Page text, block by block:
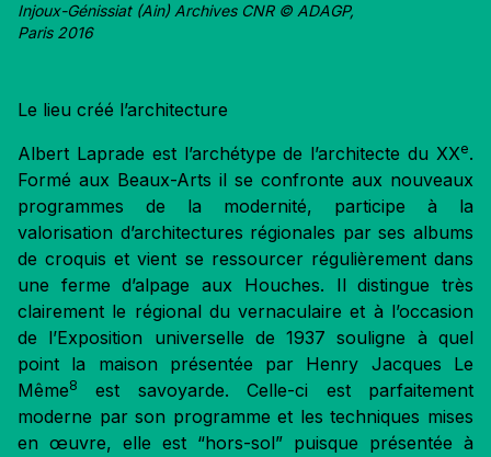
Injoux-Génissiat (Ain) Archives CNR © ADAGP,
Paris 2016
Le lieu créé l’architecture
Albert Laprade est l’archétype de l’architecte du XXe.
Formé aux Beaux-Arts il se confronte aux nouveaux
programmes de la modernité, participe à la
valorisation d’architectures régionales par ses albums
de croquis et vient se ressourcer régulièrement dans
une ferme d’alpage aux Houches. Il distingue très
clairement le régional du vernaculaire et à l’occasion
de l’Exposition universelle de 1937 souligne à quel
point la maison présentée par Henry Jacques Le
Même8
est savoyarde. Celle-ci est parfaitement
moderne par son programme et les techniques mises
en œuvre, elle est “hors-sol” puisque présentée à